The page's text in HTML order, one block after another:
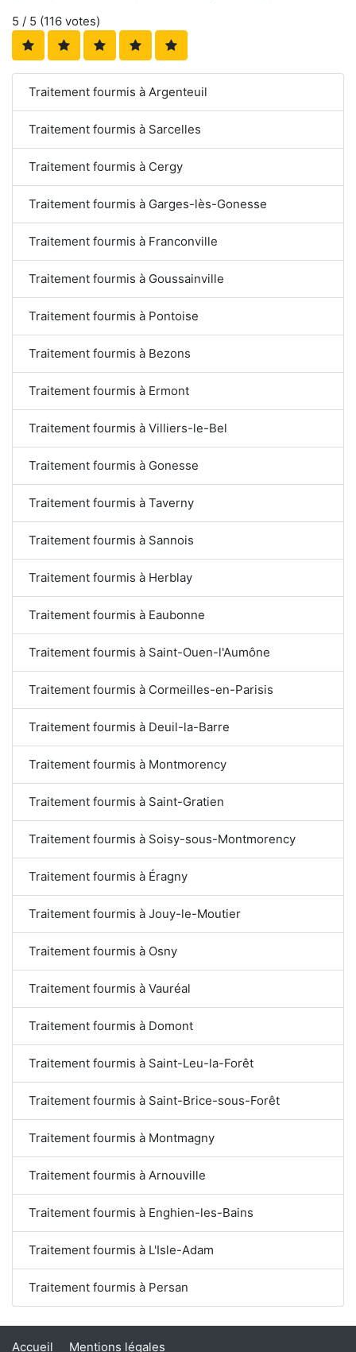
5 / 5 (116 votes)
Traitement fourmis à Argenteuil
Traitement fourmis à Sarcelles
Traitement fourmis à Cergy
Traitement fourmis à Garges-lès-Gonesse
Traitement fourmis à Franconville
Traitement fourmis à Goussainville
Traitement fourmis à Pontoise
Traitement fourmis à Bezons
Traitement fourmis à Ermont
Traitement fourmis à Villiers-le-Bel
Traitement fourmis à Gonesse
Traitement fourmis à Taverny
Traitement fourmis à Sannois
Traitement fourmis à Herblay
Traitement fourmis à Eaubonne
Traitement fourmis à Saint-Ouen-l'Aumône
Traitement fourmis à Cormeilles-en-Parisis
Traitement fourmis à Deuil-la-Barre
Traitement fourmis à Montmorency
Traitement fourmis à Saint-Gratien
Traitement fourmis à Soisy-sous-Montmorency
Traitement fourmis à Éragny
Traitement fourmis à Jouy-le-Moutier
Traitement fourmis à Osny
Traitement fourmis à Vauréal
Traitement fourmis à Domont
Traitement fourmis à Saint-Leu-la-Forêt
Traitement fourmis à Saint-Brice-sous-Forêt
Traitement fourmis à Montmagny
Traitement fourmis à Arnouville
Traitement fourmis à Enghien-les-Bains
Traitement fourmis à L'Isle-Adam
Traitement fourmis à Persan
Accueil Mentions légales